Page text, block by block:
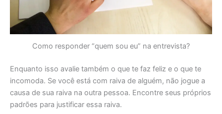
Como responder “quem sou eu” na entrevista?
Enquanto isso avalie também o que te faz feliz e o que te
incomoda. Se você está com raiva de alguém, não jogue a
causa de sua raiva na outra pessoa. Encontre seus próprios
padrões para justificar essa raiva.